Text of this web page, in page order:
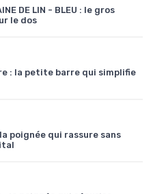
DE LIN - BLEU : le gros
le dos
: la petite barre qui simplifie
poignée qui rassure sans